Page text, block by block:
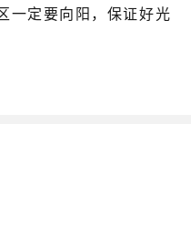
一定要向阳，保证好光